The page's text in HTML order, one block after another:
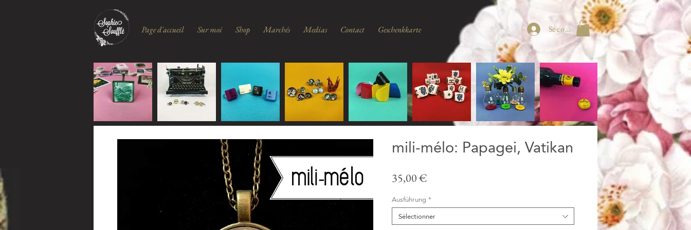
Page d'accueil Sur moi Shop Marchés Medias Contact Geschenkkarte Se connecter
mili-mélo: Papagei, Vatikan
35,00 €
Ausführung *
Sélectionner